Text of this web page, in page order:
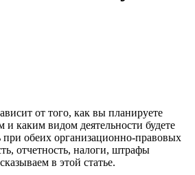
от того, как вы планируете
и каким видом деятельности будете
при обеих организационно-правовых
отчетность, налоги, штрафы
в этой статье.